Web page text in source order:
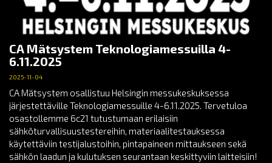
CA Mätsystem Teknologiamessuilla 4-
6.11.2025
2025-11-04
CA Mätsystem osallistuu Helsingin messukeskuksessa
järjestettäville Teknologiamessuille 4-6.11.2025. Tervetuloa
osastollemme 6c21 tutustumaan erilaisiin
sähköturvallisuustestereihin, materiaalitestauksessa
käytettäviin testijalustoihin, pintapaineen mittaukseen sekä
sähkön laadun ja kulutuksen seurantaan keskittyviin laitteisiin!